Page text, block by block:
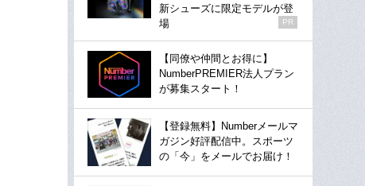
新シューズに限定モデルが登
場
PR
【同僚や仲間とお得に】
NumberPREMIER法人プラン
が募集スタート！
【登録無料】Numberメールマ
ガジン好評配信中。スポーツ
の「今」をメールでお届け！